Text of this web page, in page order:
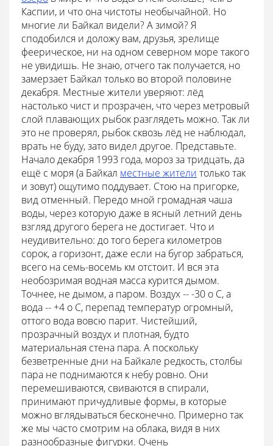
Каспии, и что она чистоты необычайной. Но
многие ли Байкал видели? А зимой? Я
сподобился и доложу вам, друзья, зрелище
феерическое, ни на одном северном море такого
не увидишь. Не знаю, отчего так получается, но
замерзает Байкал только во второй половине
декабря. Местные жители уверяют: лёд
настолько чист и прозрачен, что через метровый
слой плавающих рыбок разглядеть можно. Так ли
это не проверял, рыбок сквозь лёд не наблюдал,
врать не буду, зато видел другое. Представьте.
Начало декабря 1993 года, мороз за тридцать, да
ещё с моря (а Байкал местные жители только так
и зовут) ощутимо поддувает. Стою на пригорке,
вид отменный. Передо мной громадная чаша
воды, через которую даже в ясный летний день
взгляд другого берега не достигает. Что и
неудивительно: до того берега километров
сорок, а горизонт, даже если на бугор забраться,
всего на семь-восемь км отстоит. И вся эта
необозримая водная масса курится дымом.
Точнее, не дымом, а паром. Воздух -- -30 о С, а
вода -- +4 о С, перепад температур огромный,
оттого вода вовсю парит. Чистейший,
прозрачный воздух и плотная, будто
материальная стена пара. А поскольку
безветренные дни на Байкале редкость, столбы
пара не поднимаются к небу ровно. Они
перемешиваются, свиваются в спирали,
принимают причудливые формы, в которые
можно вглядываться бесконечно. Примерно так
же мы часто смотрим на облака, видя в них
разнообразные фигурки. Очень